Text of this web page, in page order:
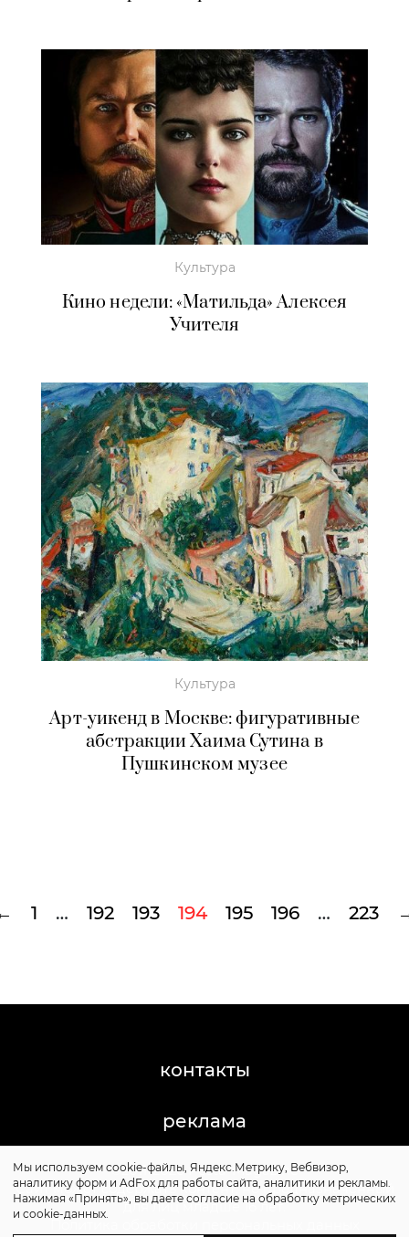
Культура
Кино недели: «Матильда» Алексея
Учителя
Культура
Арт-уикенд в Москве: фигуративные
абстракции Хаима Сутина в
Пушкинском музее
1 … 192 193 194 195 196 … 223
контакты
реклама
©2011-2026 Posta-Magazine
Сайт может содержать контент, не предназначенный
для лиц младше 16 лет.
Политика обработки персональных данных
Мы используем cookie-файлы, Яндекс.Метрику, Вебвизор,
аналитику форм и AdFox для работы сайта, аналитики и рекламы.
Нажимая «Принять», вы даете согласие на обработку метрических
и cookie-данных.